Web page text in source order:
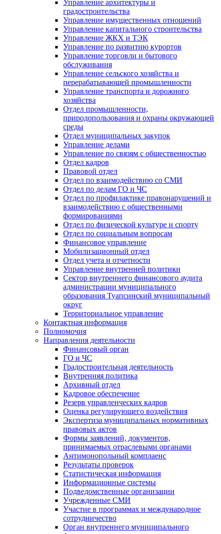
Управление архитектуры и
градостроительства
Управление имущественных отношений
Управление капитального строительства
Управление ЖКХ и ТЭК
Управление по развитию курортов
Управление торговли и бытового
обслуживания
Управление сельского хозяйства и
перерабатывающей промышленности
Управление транспорта и дорожного
хозяйства
Отдел промышленности,
природопользования и охраны окружающей
среды
Отдел муниципальных закупок
Управление делами
Управление по связям с общественностью
Отдел кадров
Правовой отдел
Отдел по взаимодействию со СМИ
Отдел по делам ГО и ЧС
Отдел по профилактике правонарушений и
взаимодействию с общественными
формированиями
Отдел по физической культуре и спорту
Отдел по социальным вопросам
Финансовое управление
Мобилизационный отдел
Отдел учета и отчетности
Управление внутренней политики
Сектор внутреннего финансового аудита
администрации муниципального
образования Туапсинский муниципальный
округ
Территориальное управление
Контактная информация
Полномочия
Направления деятельности
Финансовый орган
ГО и ЧС
Градостроительная деятельность
Внутренняя политика
Архивный отдел
Кадровое обеспечение
Резерв управленческих кадров
Оценка регулирующего воздействия
Экспертиза муниципальных нормативных
правовых актов
Формы заявлений, документов,
принимаемых отраслевыми органами
Антимонопольный комплаенс
Результаты проверок
Статистическая информация
Информационные системы
Подведомственные организации
Учрежденные СМИ
Участие в программах и международное
сотрудничество
Орган внутреннего муниципального